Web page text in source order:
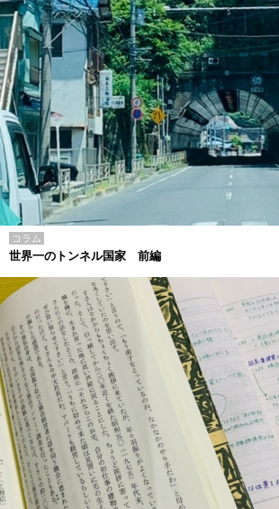
コラム
世界一のトンネル国家 前編